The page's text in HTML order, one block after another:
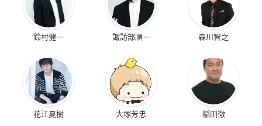
鈴村健一 諏訪部順一 森川智之
花江夏樹 大塚芳忠 稲田徹